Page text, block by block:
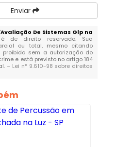
Enviar
Avaliação De Sistemas Glp na
de direito reservado. Sua
ou total, mesmo citando
proibida sem a autorização do
e está previsto no artigo 184
– Lei n° 9.610-98 sobre direitos